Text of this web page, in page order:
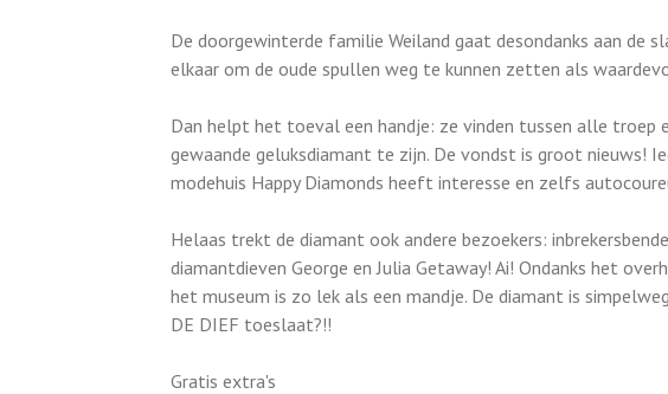
De doorgewinterde familie Weiland gaat desondanks aan de
elkaar om de oude spullen weg te kunnen zetten als
Dan helpt het toeval een handje: ze vinden tussen alle
gewaande geluksdiamant te zijn. De vondst is groot nieuws!
modehuis Happy Diamonds heeft interesse en zelfs
Helaas trekt de diamant ook andere bezoekers:
diamantdieven George en Julia Getaway! Ai! Ondanks het
het museum is zo lek als een mandje. De diamant is
DE DIEF toeslaat?!!
Gratis extra's